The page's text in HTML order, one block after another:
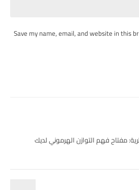
Save my name, email, and website in this
مفتاح فهم التوازن الهرموني لديك